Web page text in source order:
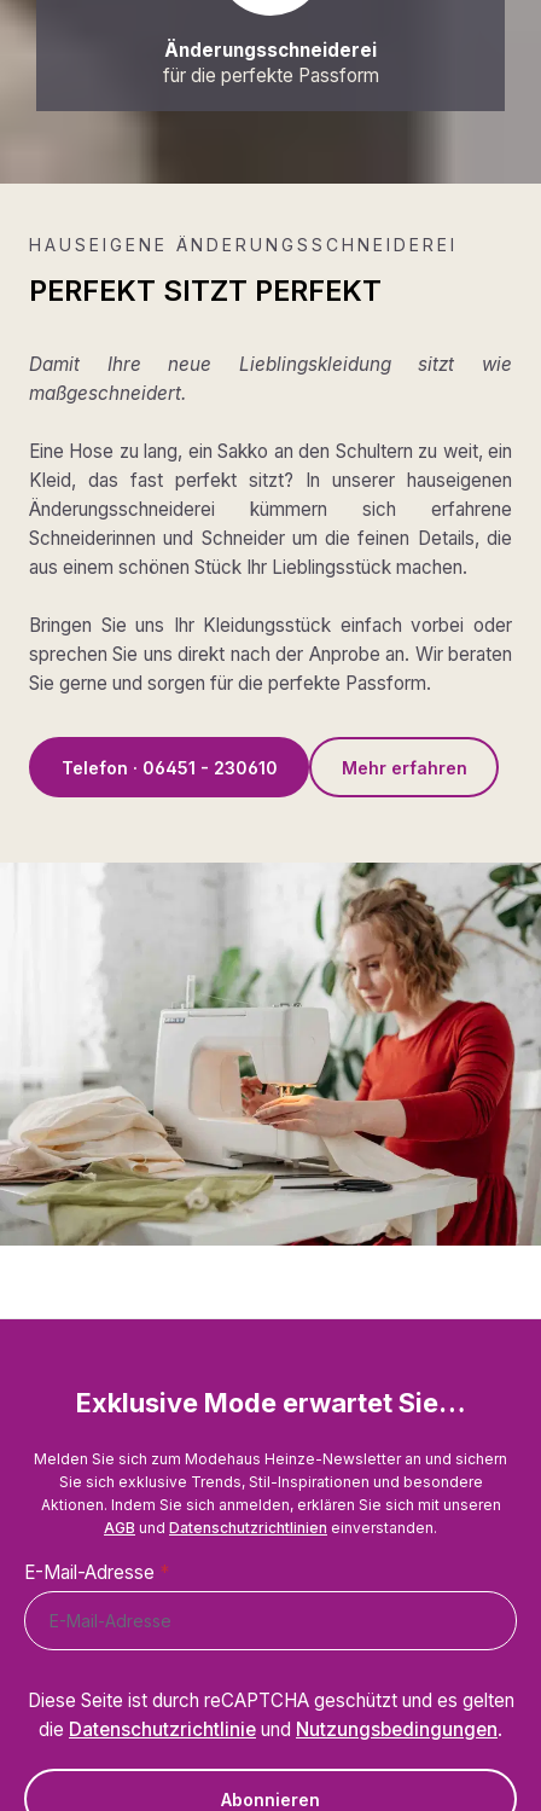
Änderungsschneiderei
für die perfekte Passform
HAUSEIGENE ÄNDERUNGSSCHNEIDEREI
PERFEKT SITZT PERFEKT
Damit Ihre neue Lieblingskleidung sitzt wie
maßgeschneidert.
Eine Hose zu lang, ein Sakko an den Schultern zu weit, ein
Kleid, das fast perfekt sitzt? In unserer hauseigenen
Änderungsschneiderei kümmern sich erfahrene
Schneiderinnen und Schneider um die feinen Details, die
aus einem schönen Stück Ihr Lieblingsstück machen.
Bringen Sie uns Ihr Kleidungsstück einfach vorbei oder
sprechen Sie uns direkt nach der Anprobe an. Wir beraten
Sie gerne und sorgen für die perfekte Passform.
Telefon · 06451 - 230610 Mehr erfahren
Exklusive Mode erwartet Sie…
Melden Sie sich zum Modehaus Heinze-Newsletter an und sichern
Sie sich exklusive Trends, Stil-Inspirationen und besondere
Aktionen. Indem Sie sich anmelden, erklären Sie sich mit unseren
AGB und Datenschutzrichtlinien einverstanden.
E-Mail-Adresse *
Diese Seite ist durch reCAPTCHA geschützt und es gelten
die Datenschutzrichtlinie und Nutzungsbedingungen.
Abonnieren